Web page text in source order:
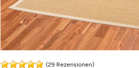
(29 Rezensionen)